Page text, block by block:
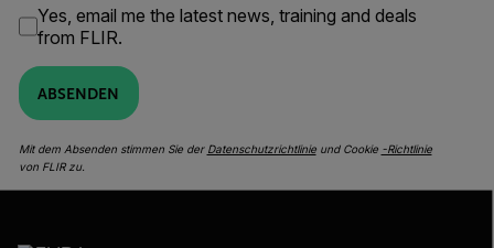
Yes, email me the latest news, training and deals
from FLIR.
ABSENDEN
Mit dem Absenden stimmen Sie der Datenschutzrichtlinieund Cookie -Richtlinie
von FLIR zu.